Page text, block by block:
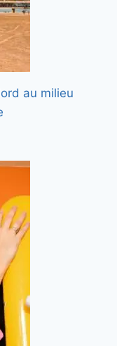
au milieu